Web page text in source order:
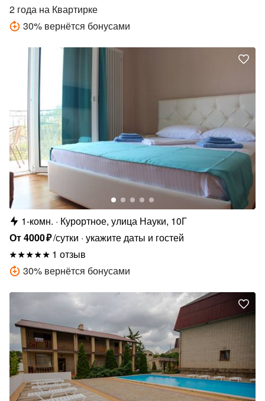
2 года на Квартирке
30% вернётся бонусами
1-комн.
Курортное, улица Науки, 10Г
От4000₽/сутки укажите даты и гостей
1 отзыв
30% вернётся бонусами